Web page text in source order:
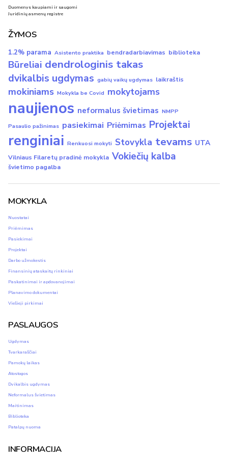
Duomenys kaupiami ir saugomi
Juridinių asmenų registre
ŽYMOS
1.2% parama Asistento praktika bendradarbiavimas biblioteka
Būreliai dendrologinis takas
dvikalbis ugdymas gabių vaikų ugdymas laikraštis
mokiniams Mokykla be Covid mokytojams
naujienos neformalus švietimas NMPP
Pasaulio pažinimas pasiekimai Priėmimas Projektai
renginiai Renkuosi mokyti Stovykla tevams UTA
Vilniaus Filaretų pradinė mokykla Vokiečių kalba
švietimo pagalba
MOKYKLA
Nuostatai
Priėmimas
Pasiekimai
Projektai
Darbo užmokestis
Finansinių ataskaitų rinkiniai
Paskatinimai ir apdovanojimai
Planavimo dokumentai
Viešieji pirkimai
PASLAUGOS
Ugdymas
Tvarkaraščiai
Pamokų laikas
Atostogos
Dvikalbis ugdymas
Neformalus švietimas
Maitinimas
Biblioteka
Patalpų nuoma
INFORMACIJA